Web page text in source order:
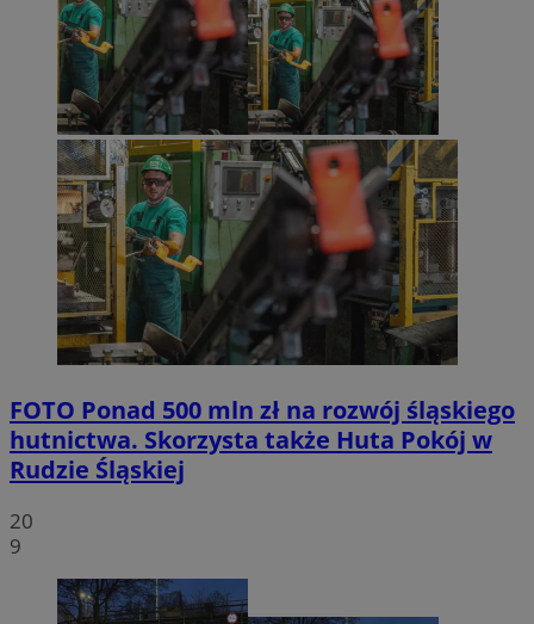
FOTO Ponad 500 mln zł na rozwój śląskiego
hutnictwa. Skorzysta także Huta Pokój w
Rudzie Śląskiej
20
9